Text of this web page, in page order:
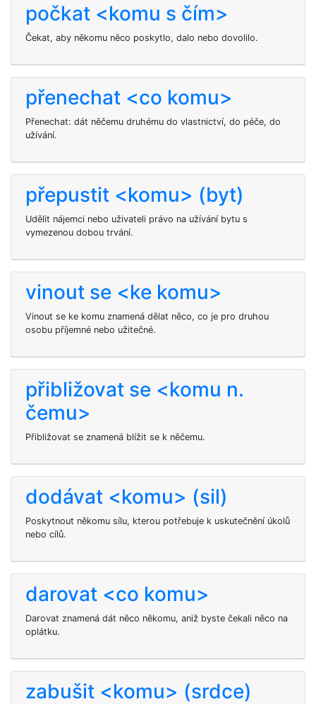
počkat <komu s čím>
Čekat, aby někomu něco poskytlo, dalo nebo dovolilo.
přenechat <co komu>
Přenechat: dát něčemu druhému do vlastnictví, do péče, do
užívání.
přepustit <komu> (byt)
Udělit nájemci nebo uživateli právo na užívání bytu s
vymezenou dobou trvání.
vinout se <ke komu>
Vinout se ke komu znamená dělat něco, co je pro druhou
osobu příjemné nebo užitečné.
přibližovat se <komu n.
čemu>
Přibližovat se znamená blížit se k něčemu.
dodávat <komu> (sil)
Poskytnout někomu sílu, kterou potřebuje k uskutečnění úkolů
nebo cílů.
darovat <co komu>
Darovat znamená dát něco někomu, aniž byste čekali něco na
oplátku.
zabušit <komu> (srdce)